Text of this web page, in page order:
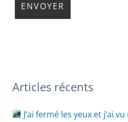
Articles récents
J’ai fermé les yeux et j’ai